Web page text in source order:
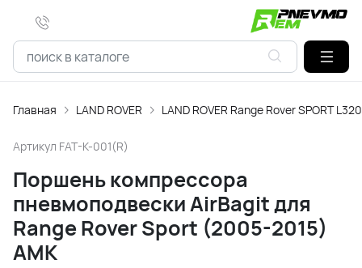
Главная LAND ROVER LAND ROVER Range Rover SPORT
Артикул FAT-K-001(R)
Поршень компрессора
пневмоподвески AirBagit для
Range Rover Sport (2005-2015)
AMK